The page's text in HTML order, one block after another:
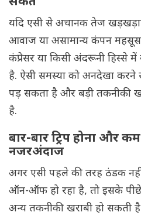
यदि एसी से अचानक तेज
आवाज या असामान्य कंपन महसूस
कंप्रेसर या किसी अंदरूनी हिस्से
है. ऐसी समस्या को अनदेखा करने
पड़ सकता है और बड़ी तकनीकी
है.
बार-बार ट्रिप होना और
नजरअंदाज
अगर एसी पहले की तरह ठंडक नहीं
ऑन-ऑफ हो रहा है, तो इसके
अन्य तकनीकी खराबी हो सकती है.